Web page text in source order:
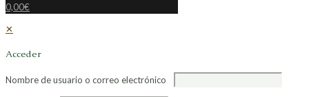
0,00€
✕
Acceder
Nombre de usuario o correo electrónico